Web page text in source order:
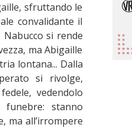
sfruttando le
convalidante il
si rende
ma Abigaille
lontana... Dalla
si rivolge,
vedendolo
stanno
ma all’irrompere